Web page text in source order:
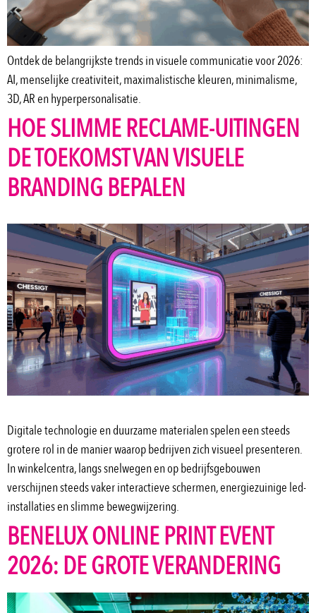
Ontdek de belangrijkste trends in visuele communicatie voor 2026:
AI, menselijke creativiteit, maximalistische kleuren, minimalisme,
3D, AR en hyperpersonalisatie.
HOE SLIMME RECLAME-UITINGEN
DE TOEKOMST VAN VISUELE
BRANDING BEPALEN
Digitale technologie en duurzame materialen spelen een steeds
grotere rol in de manier waarop bedrijven zich visueel presenteren.
In winkelcentra, langs snelwegen en op bedrijfsgebouwen
verschijnen steeds vaker interactieve schermen, energiezuinige led-
installaties en slimme bewegwijzering.
BENELUX ONLINE PRINT EVENT
2026: DE GROTE VERANDERING